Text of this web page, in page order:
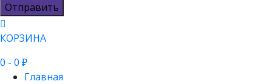
Отправить
КОРЗИНА
0 - 0 ₽
Главная